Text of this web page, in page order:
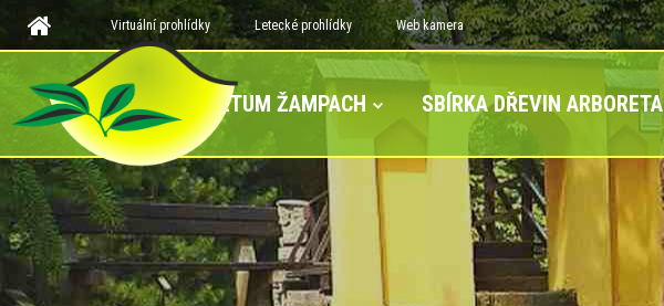
Virtuální prohlídky Letecké prohlídky Web kamera
ARBORETUM ŽAMPACH SBÍRKA DŘEVIN ARBORETA